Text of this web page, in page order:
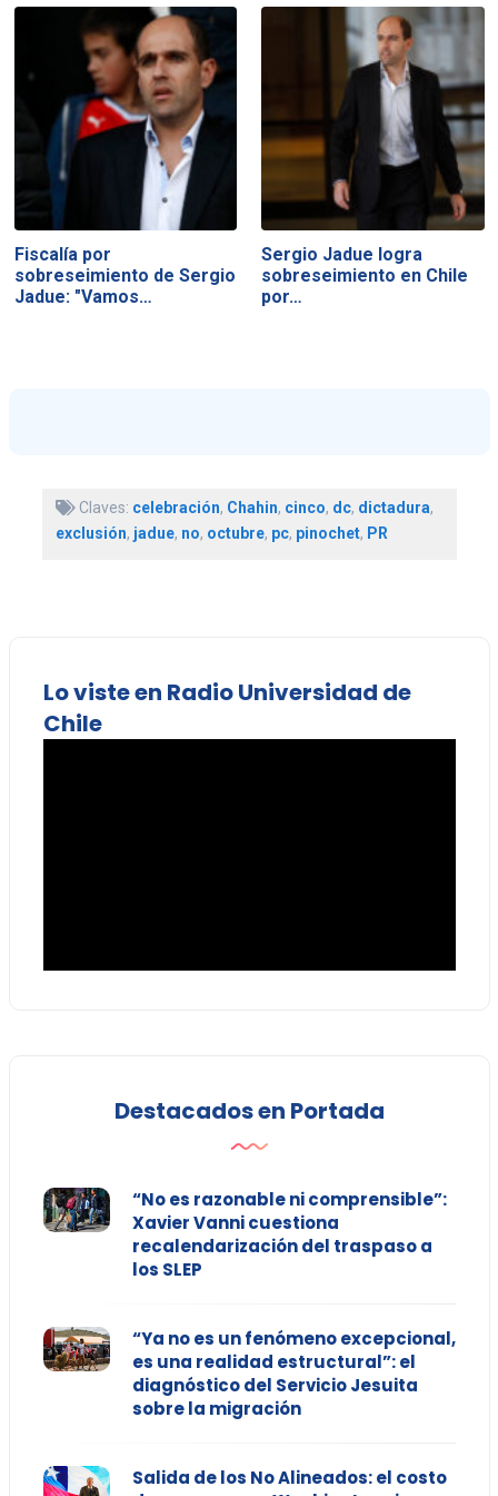
Fiscalía por
sobreseimiento de Sergio
Jadue: "Vamos…
Sergio Jadue logra
sobreseimiento en Chile
por…
Claves: celebración, Chahin, cinco, dc, dictadura,
exclusión, jadue, no, octubre, pc, pinochet, PR
Lo viste en Radio Universidad de
Chile
Destacados en Portada
“No es razonable ni comprensible”:
Xavier Vanni cuestiona
recalendarización del traspaso a
los SLEP
“Ya no es un fenómeno excepcional,
es una realidad estructural”: el
diagnóstico del Servicio Jesuita
sobre la migración
Salida de los No Alineados: el costo